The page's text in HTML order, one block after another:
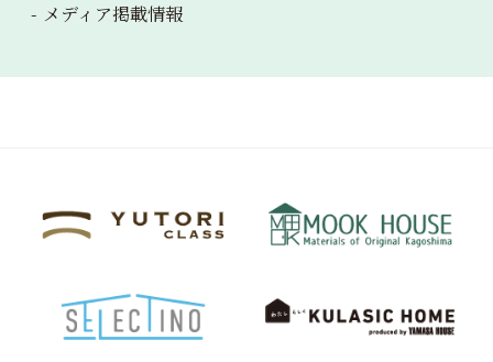
メディア掲載情報